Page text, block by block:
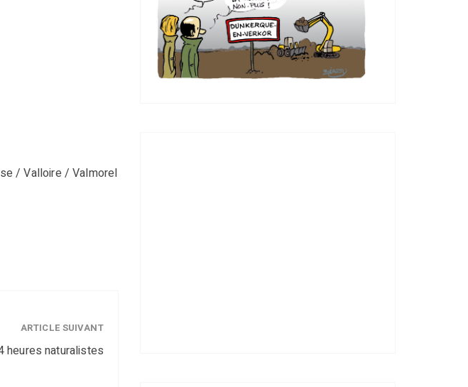
/ Valloire / Valmorel
ARTICLE SUIVANT
heures naturalistes